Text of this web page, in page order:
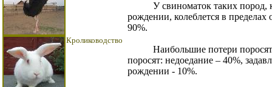
Кролиководство
У свиноматок таких пород,
рождении, колеблется в пределах
90%.
Наибольшие потери поросят
поросят: недоедание – 40%,
рождении - 10%.